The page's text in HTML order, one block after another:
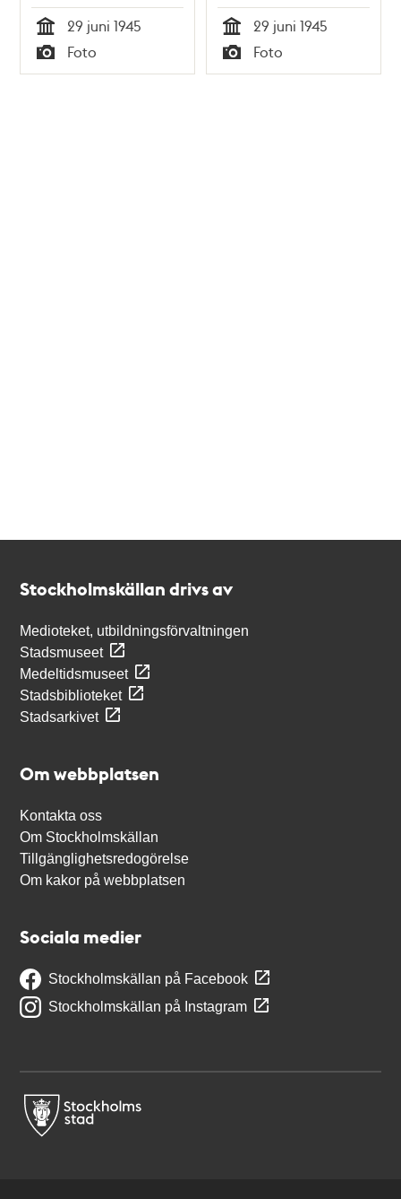
Tid
29 juni 1945
Typ
Foto Tid
29 juni 1945
Typ
Foto
Stockholmskällan drivs av
Medioteket, utbildningsförvaltningen
Stadsmuseet
Medeltidsmuseet
Stadsbiblioteket
Stadsarkivet
Om webbplatsen
Kontakta oss
Om Stockholmskällan
Tillgänglighetsredogörelse
Om kakor på webbplatsen
Sociala medier
Stockholmskällan på Facebook
Stockholmskällan på Instagram